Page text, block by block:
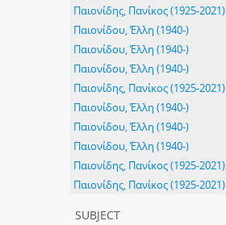
Παιονίδης, Πανίκος (1925-2021)
Παιονίδου, Έλλη (1940-)
Παιονίδου, Έλλη (1940-)
Παιονίδου, Έλλη (1940-)
Παιονίδης, Πανίκος (1925-2021)
Παιονίδου, Έλλη (1940-)
Παιονίδου, Έλλη (1940-)
Παιονίδου, Έλλη (1940-)
Παιονίδης, Πανίκος (1925-2021)
Παιονίδης, Πανίκος (1925-2021)
subject